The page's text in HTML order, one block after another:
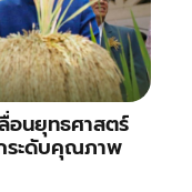
อนยุทธศาสตร์
ระดับคุณภาพ